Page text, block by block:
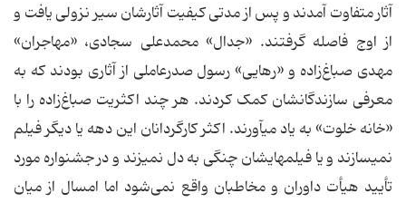
آثار متفاوت آمدند و پس از مدتی کیفیت آثارشان سیر نزولی یافت و
از اوج فاصله گرفتند. «جدال» محمدعلی سجادی، «مهاجران»
مهدی صباغ‌زاده و «رهایی» رسول صدرعاملی از آثاری بودند که به
معرفی سازندگانشان کمک کردند. هر چند اکثریت صباغ‌زاده را با
«خانه خلوت» به یاد می‏آورند. اکثر کارگردانان این دهه یا دیگر فیلم
نمی‏سازند و یا فیلم‏هایشان چنگی به دل نمی‏زند و در جشنواره مورد
تأیید هیأت داوران و مخاطبان واقع نمی‌شود اما امسال از میان